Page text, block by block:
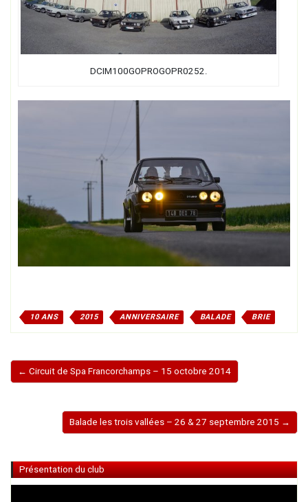
DCIM100GOPROGOPR0252.
10 ANS 2015 ANNIVERSAIRE BALADE BRIE
← Circuit de Spa Francorchamps – 15 octobre 2014
Balade les trois vallées – 26 & 27 septembre 2015 →
Présentation du club